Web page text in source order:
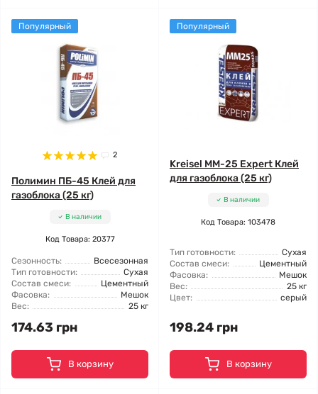
Популярный
2
Полимин ПБ-45 Клей для
газоблока (25 кг)
В наличии
Код Товара: 20377
Сезонность:
Всесезонная
Тип готовности:
Сухая
Состав смеси:
Цементный
Фасовка:
Мешок
Вес:
25 кг
174.63 грн
В корзину
Популярный
Kreisel MM-25 Expert Клей
для газоблока (25 кг)
В наличии
Код Товара: 103478
Тип готовности:
Сухая
Состав смеси:
Цементный
Фасовка:
Мешок
Вес:
25 кг
Цвет:
серый
198.24 грн
В корзину